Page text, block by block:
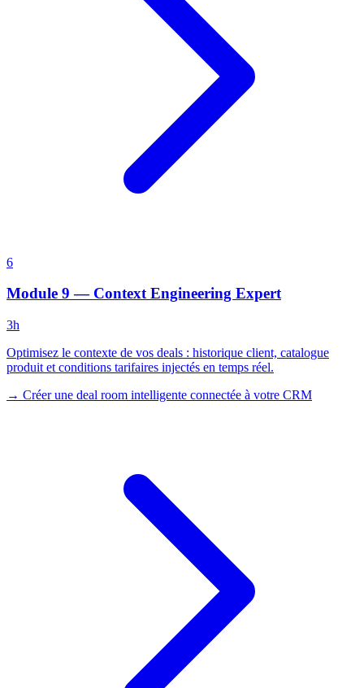
6
Module 9 — Context Engineering Expert
3h
Optimisez le contexte de vos deals : historique client, catalogue
produit et conditions tarifaires injectés en temps réel.
→ Créer une deal room intelligente connectée à votre CRM